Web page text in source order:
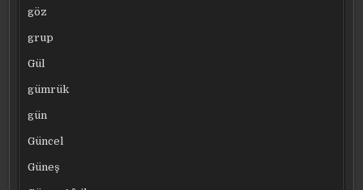
göz
grup
Gül
gümrük
gün
Güncel
Güneş